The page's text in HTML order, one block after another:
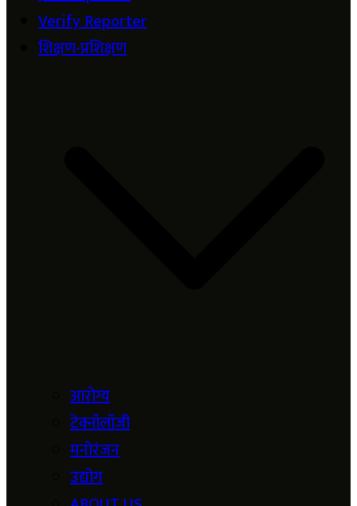
Verify Reporter
शिक्षण-प्रशिक्षण
आरोग्य
टेक्नॉलॉजी
मनोरंजन
उद्योग